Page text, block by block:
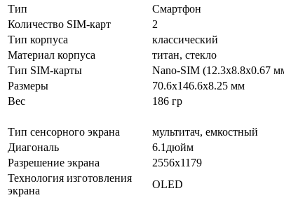
Тип
Смартфон
Количество SIM-карт
2
Тип корпуса
классический
Материал корпуса
титан, стекло
Тип SIM-карты
Nano-SIM (12.3x8.8x0.67
Размеры
70.6x146.6x8.25 мм
Вес
186 гр
Тип сенсорного экрана
мультитач, емкостный
Диагональ
6.1дюйм
Разрешение экрана
2556x1179
Технология изготовления
экрана
OLED